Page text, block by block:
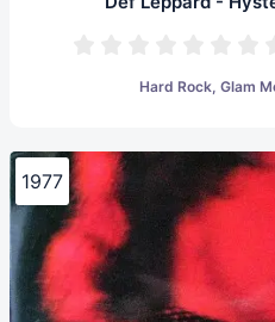
Hard Rock, Glam
1977